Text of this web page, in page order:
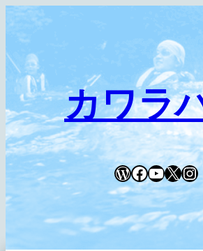
内
ス
キ
プ
カワラ
WordPress
Facebook
X